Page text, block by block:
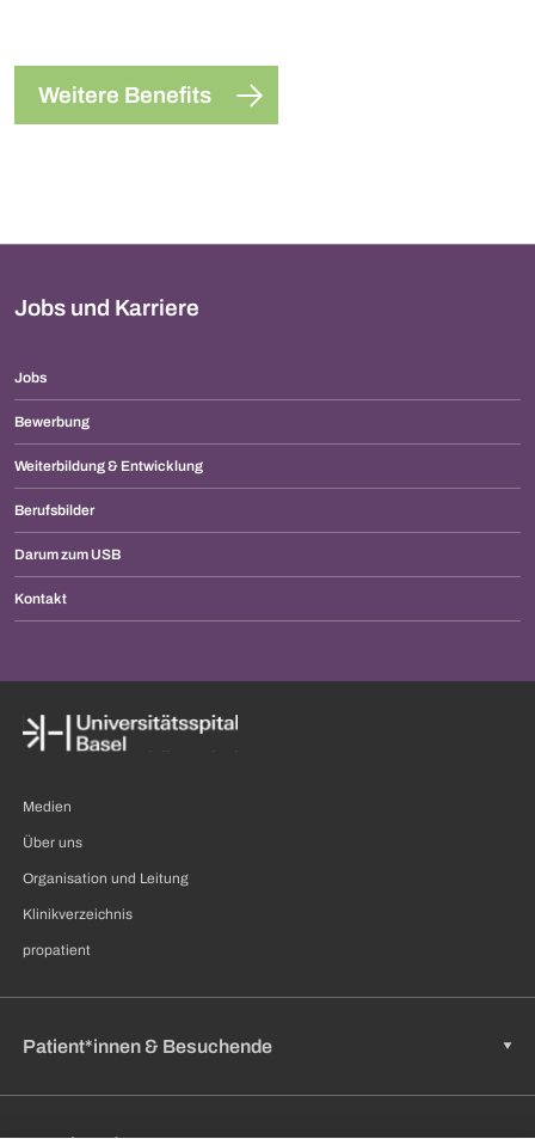
Weitere Benefits
Jobs und Karriere
Jobs
Bewerbung
Weiterbildung & Entwicklung
Berufsbilder
Darum zum USB
Kontakt
Medien
Über uns
Organisation und Leitung
Klinikverzeichnis
propatient
Patient*innen & Besuchende